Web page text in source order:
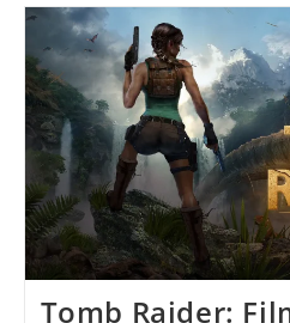
Tomb Raider: